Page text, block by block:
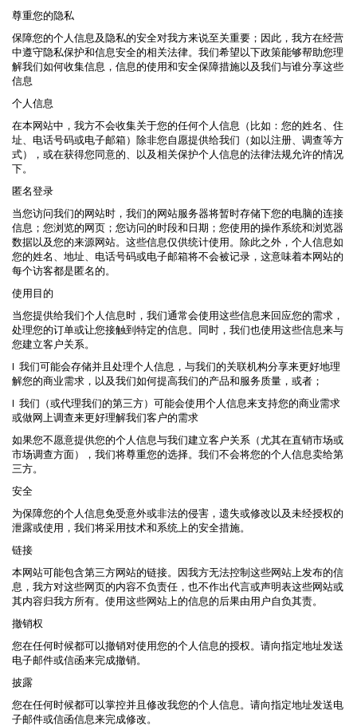
尊重您的隐私
保障您的个人信息及隐私的安全对我方来说至关重要；因此，我方在经营
中遵守隐私保护和信息安全的相关法律。我们希望以下政策能够帮助您理
解我们如何收集信息，信息的使用和安全保障措施以及我们与谁分享这些
信息
个人信息
在本网站中，我方不会收集关于您的任何个人信息（比如：您的姓名、住
址、电话号码或电子邮箱）除非您自愿提供给我们（如以注册、调查等方
式），或在获得您同意的、以及相关保护个人信息的法律法规允许的情况
下。
匿名登录
当您访问我们的网站时，我们的网站服务器将暂时存储下您的电脑的连接
信息；您浏览的网页；您访问的时段和日期；您使用的操作系统和浏览器
数据以及您的来源网站。这些信息仅供统计使用。除此之外，个人信息如
您的姓名、地址、电话号码或电子邮箱将不会被记录，这意味着本网站的
每个访客都是匿名的。
使用目的
当您提供给我们个人信息时，我们通常会使用这些信息来回应您的需求，
处理您的订单或让您接触到特定的信息。同时，我们也使用这些信息来与
您建立客户关系。
l 我们可能会存储并且处理个人信息，与我们的关联机构分享来更好地理
解您的商业需求，以及我们如何提高我们的产品和服务质量，或者；
l 我们（或代理我们的第三方）可能会使用个人信息来支持您的商业需求
或做网上调查来更好理解我们客户的需求
如果您不愿意提供您的个人信息与我们建立客户关系（尤其在直销市场或
市场调查方面），我们将尊重您的选择。我们不会将您的个人信息卖给第
三方。
安全
为保障您的个人信息免受意外或非法的侵害，遗失或修改以及未经授权的
泄露或使用，我们将采用技术和系统上的安全措施。
链接
本网站可能包含第三方网站的链接。因我方无法控制这些网站上发布的信
息，我方对这些网页的内容不负责任，也不作出代言或声明表这些网站或
其内容归我方所有。使用这些网站上的信息的后果由用户自负其责。
撤销权
您在任何时候都可以撤销对使用您的个人信息的授权。请向指定地址发送
电子邮件或信函来完成撤销。
披露
您在任何时候都可以掌控并且修改我您的个人信息。请向指定地址发送电
子邮件或信函信息来完成修改。